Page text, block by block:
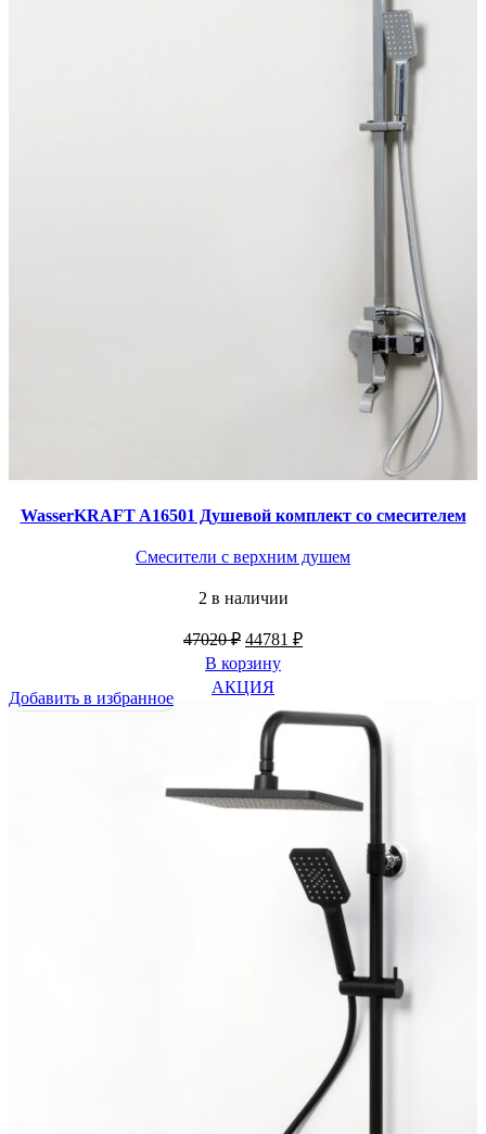
WasserKRAFT A16501 Душевой комплект со смесителем
Смесители с верхним душем
2 в наличии
47020₽ Первоначальная
цена
составляла
47020 ₽.
44781 ₽Текущая
В корзину
АКЦИЯ
Добавить в избранное